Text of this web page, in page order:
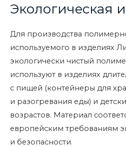
Экологическая
Для производства
используемого в изделиях
экологически чистый
используют в изделиях
с пищей (контейнеры для
и разогревания еды) и
возрастов. Материал
европейским требованиям
и безопасности.